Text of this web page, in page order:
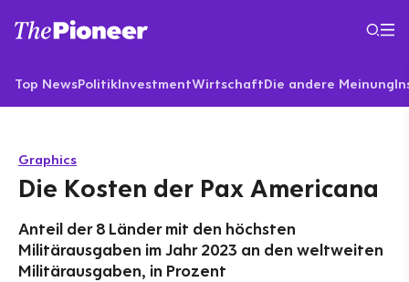
Top NewsPolitikInvestmentWirtschaftDie andere Meinung
Graphics
Die Kosten der Pax Americana
Anteil der 8 Länder mit den höchsten
Militärausgaben im Jahr 2023 an den weltweiten
Militärausgaben, in Prozent